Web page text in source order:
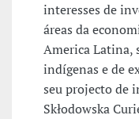
interesses de
áreas da
America Latina,
indígenas e de
seu projecto de
Skłodowska